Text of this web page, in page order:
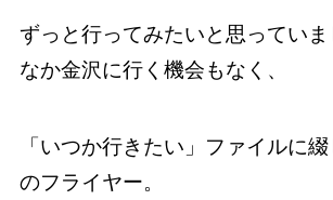
ずっと行ってみたいと思ってい
なか金沢に行く機会もなく、
「いつか行きたい」ファイルに
のフライヤー。